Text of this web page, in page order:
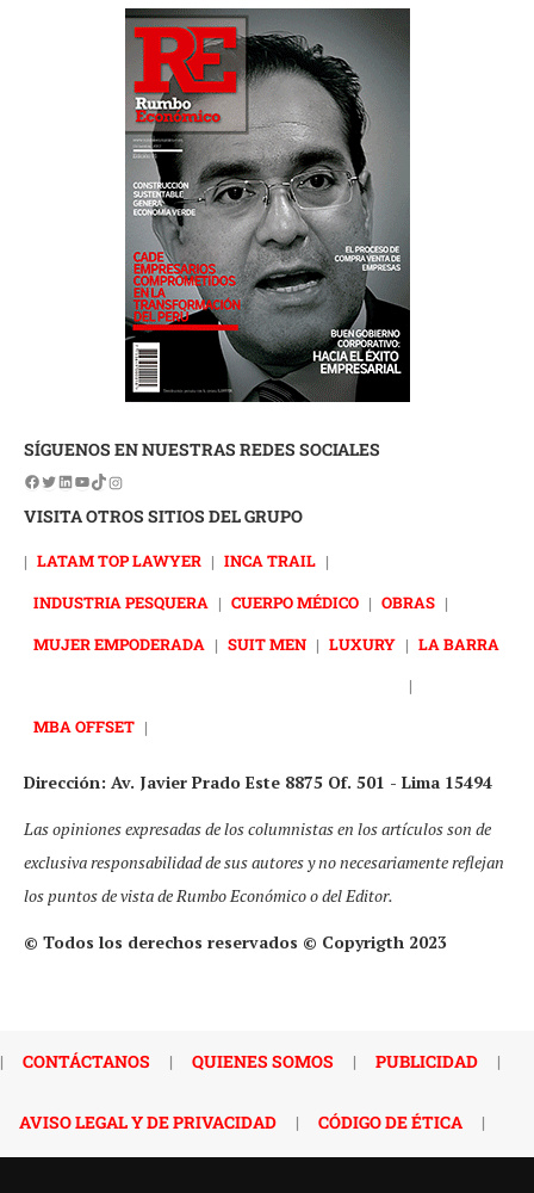
SÍGUENOS EN NUESTRAS REDES SOCIALES
VISITA OTROS SITIOS DEL GRUPO
| LATAM TOP LAWYER | INCA TRAIL |
INDUSTRIA PESQUERA | CUERPO MÉDICO | OBRAS |
MUJER EMPODERADA | SUIT MEN | LUXURY | LA BARRA
|
MBA OFFSET |
Dirección: Av. Javier Prado Este 8875 Of. 501 - Lima 15494
Las opiniones expresadas de los columnistas en los artículos son de
exclusiva responsabilidad de sus autores y no necesariamente reflejan
los puntos de vista de Rumbo Económico o del Editor.
© Todos los derechos reservados © Copyrigth 2023
| CONTÁCTANOS | QUIENES SOMOS | PUBLICIDAD |
AVISO LEGAL Y DE PRIVACIDAD | CÓDIGO DE ÉTICA |